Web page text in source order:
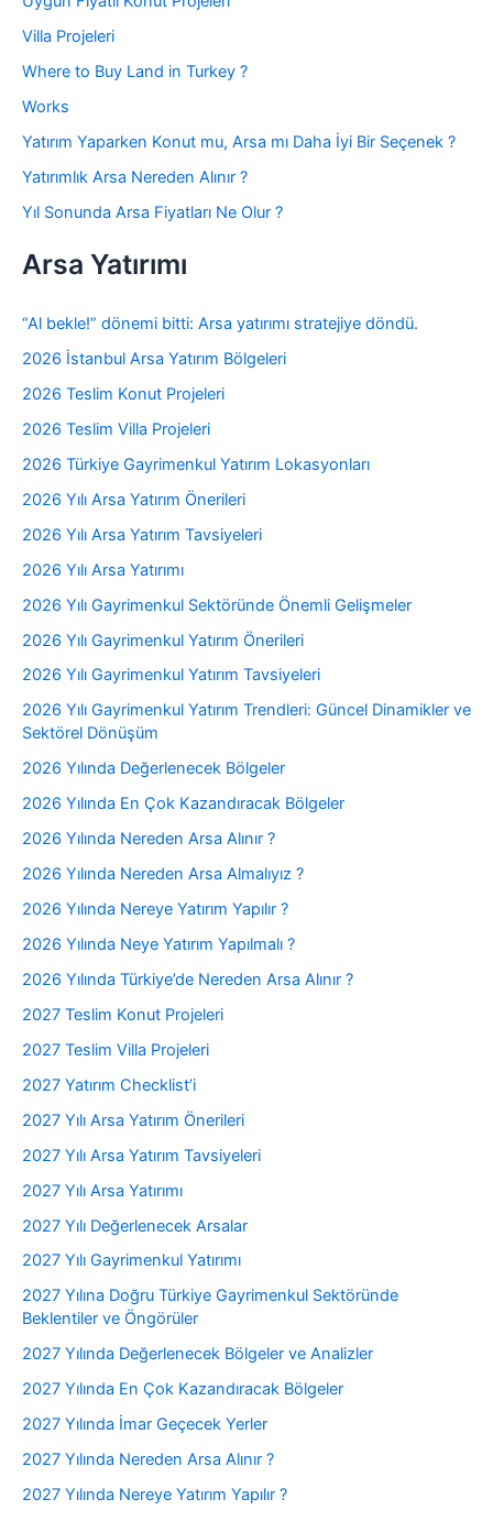
Villa Projeleri
Where to Buy Land in Turkey ?
Works
Yatırım Yaparken Konut mu, Arsa mı Daha İyi Bir Seçenek ?
Yatırımlık Arsa Nereden Alınır ?
Yıl Sonunda Arsa Fiyatları Ne Olur ?
Arsa Yatırımı
“Al bekle!” dönemi bitti: Arsa yatırımı stratejiye döndü.
2026 İstanbul Arsa Yatırım Bölgeleri
2026 Teslim Konut Projeleri
2026 Teslim Villa Projeleri
2026 Türkiye Gayrimenkul Yatırım Lokasyonları
2026 Yılı Arsa Yatırım Önerileri
2026 Yılı Arsa Yatırım Tavsiyeleri
2026 Yılı Arsa Yatırımı
2026 Yılı Gayrimenkul Sektöründe Önemli Gelişmeler
2026 Yılı Gayrimenkul Yatırım Önerileri
2026 Yılı Gayrimenkul Yatırım Tavsiyeleri
2026 Yılı Gayrimenkul Yatırım Trendleri: Güncel Dinamikler ve
Sektörel Dönüşüm
2026 Yılında Değerlenecek Bölgeler
2026 Yılında En Çok Kazandıracak Bölgeler
2026 Yılında Nereden Arsa Alınır ?
2026 Yılında Nereden Arsa Almalıyız ?
2026 Yılında Nereye Yatırım Yapılır ?
2026 Yılında Neye Yatırım Yapılmalı ?
2026 Yılında Türkiye’de Nereden Arsa Alınır ?
2027 Teslim Konut Projeleri
2027 Teslim Villa Projeleri
2027 Yatırım Checklist’i
2027 Yılı Arsa Yatırım Önerileri
2027 Yılı Arsa Yatırım Tavsiyeleri
2027 Yılı Arsa Yatırımı
2027 Yılı Değerlenecek Arsalar
2027 Yılı Gayrimenkul Yatırımı
2027 Yılına Doğru Türkiye Gayrimenkul Sektöründe
Beklentiler ve Öngörüler
2027 Yılında Değerlenecek Bölgeler ve Analizler
2027 Yılında En Çok Kazandıracak Bölgeler
2027 Yılında İmar Geçecek Yerler
2027 Yılında Nereden Arsa Alınır ?
2027 Yılında Nereye Yatırım Yapılır ?